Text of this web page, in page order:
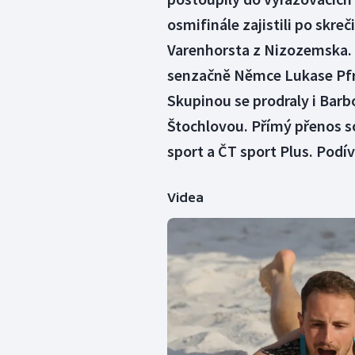
osmifinále zajistili po
Varenhorsta z
senzačně Němce Lukase
Skupinou se prodraly i
Štochlovou. Přímý přenos
sport a ČT sport Plus.
Videa